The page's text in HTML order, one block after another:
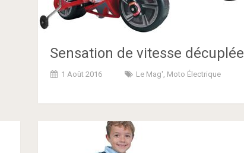
Sensation de vitesse décuplée
1 Août 2016 Le Mag' Moto Électrique